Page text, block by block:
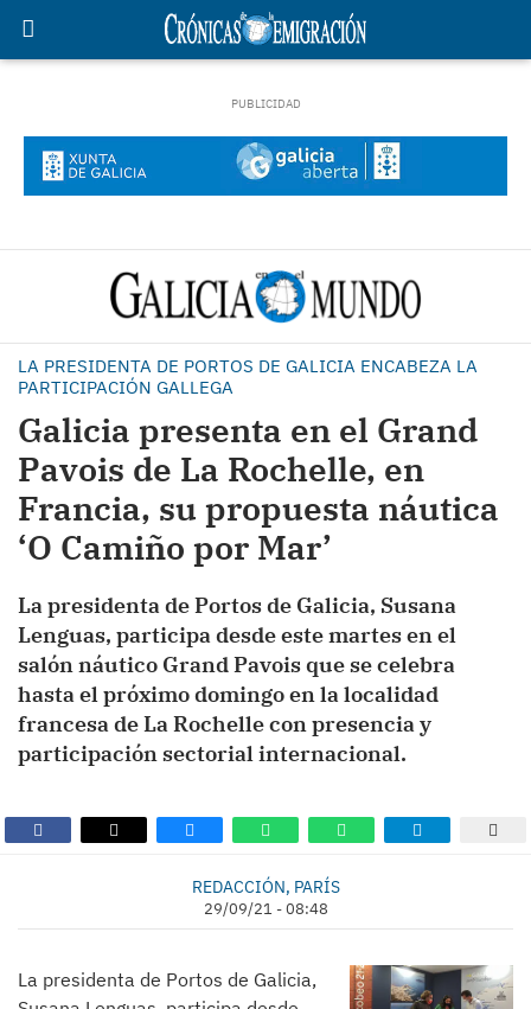
LA PRESIDENTA DE PORTOS DE GALICIA ENCABEZA LA
PARTICIPACIÓN GALLEGA
Galicia presenta en el Grand
Pavois de La Rochelle, en
Francia, su propuesta náutica
‘O Camiño por Mar’
La presidenta de Portos de Galicia, Susana
Lenguas, participa desde este martes en el
salón náutico Grand Pavois que se celebra
hasta el próximo domingo en la localidad
francesa de La Rochelle con presencia y
participación sectorial internacional.
REDACCIÓN, PARÍS
29/09/21 - 08:48
La presidenta de Portos de Galicia,